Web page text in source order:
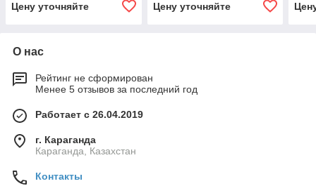
Цену уточняйте Цену уточняйте
О нас
Рейтинг не сформирован
Менее 5 отзывов за последний год
Работает с 26.04.2019
г. Караганда
Караганда, Казахстан
Контакты